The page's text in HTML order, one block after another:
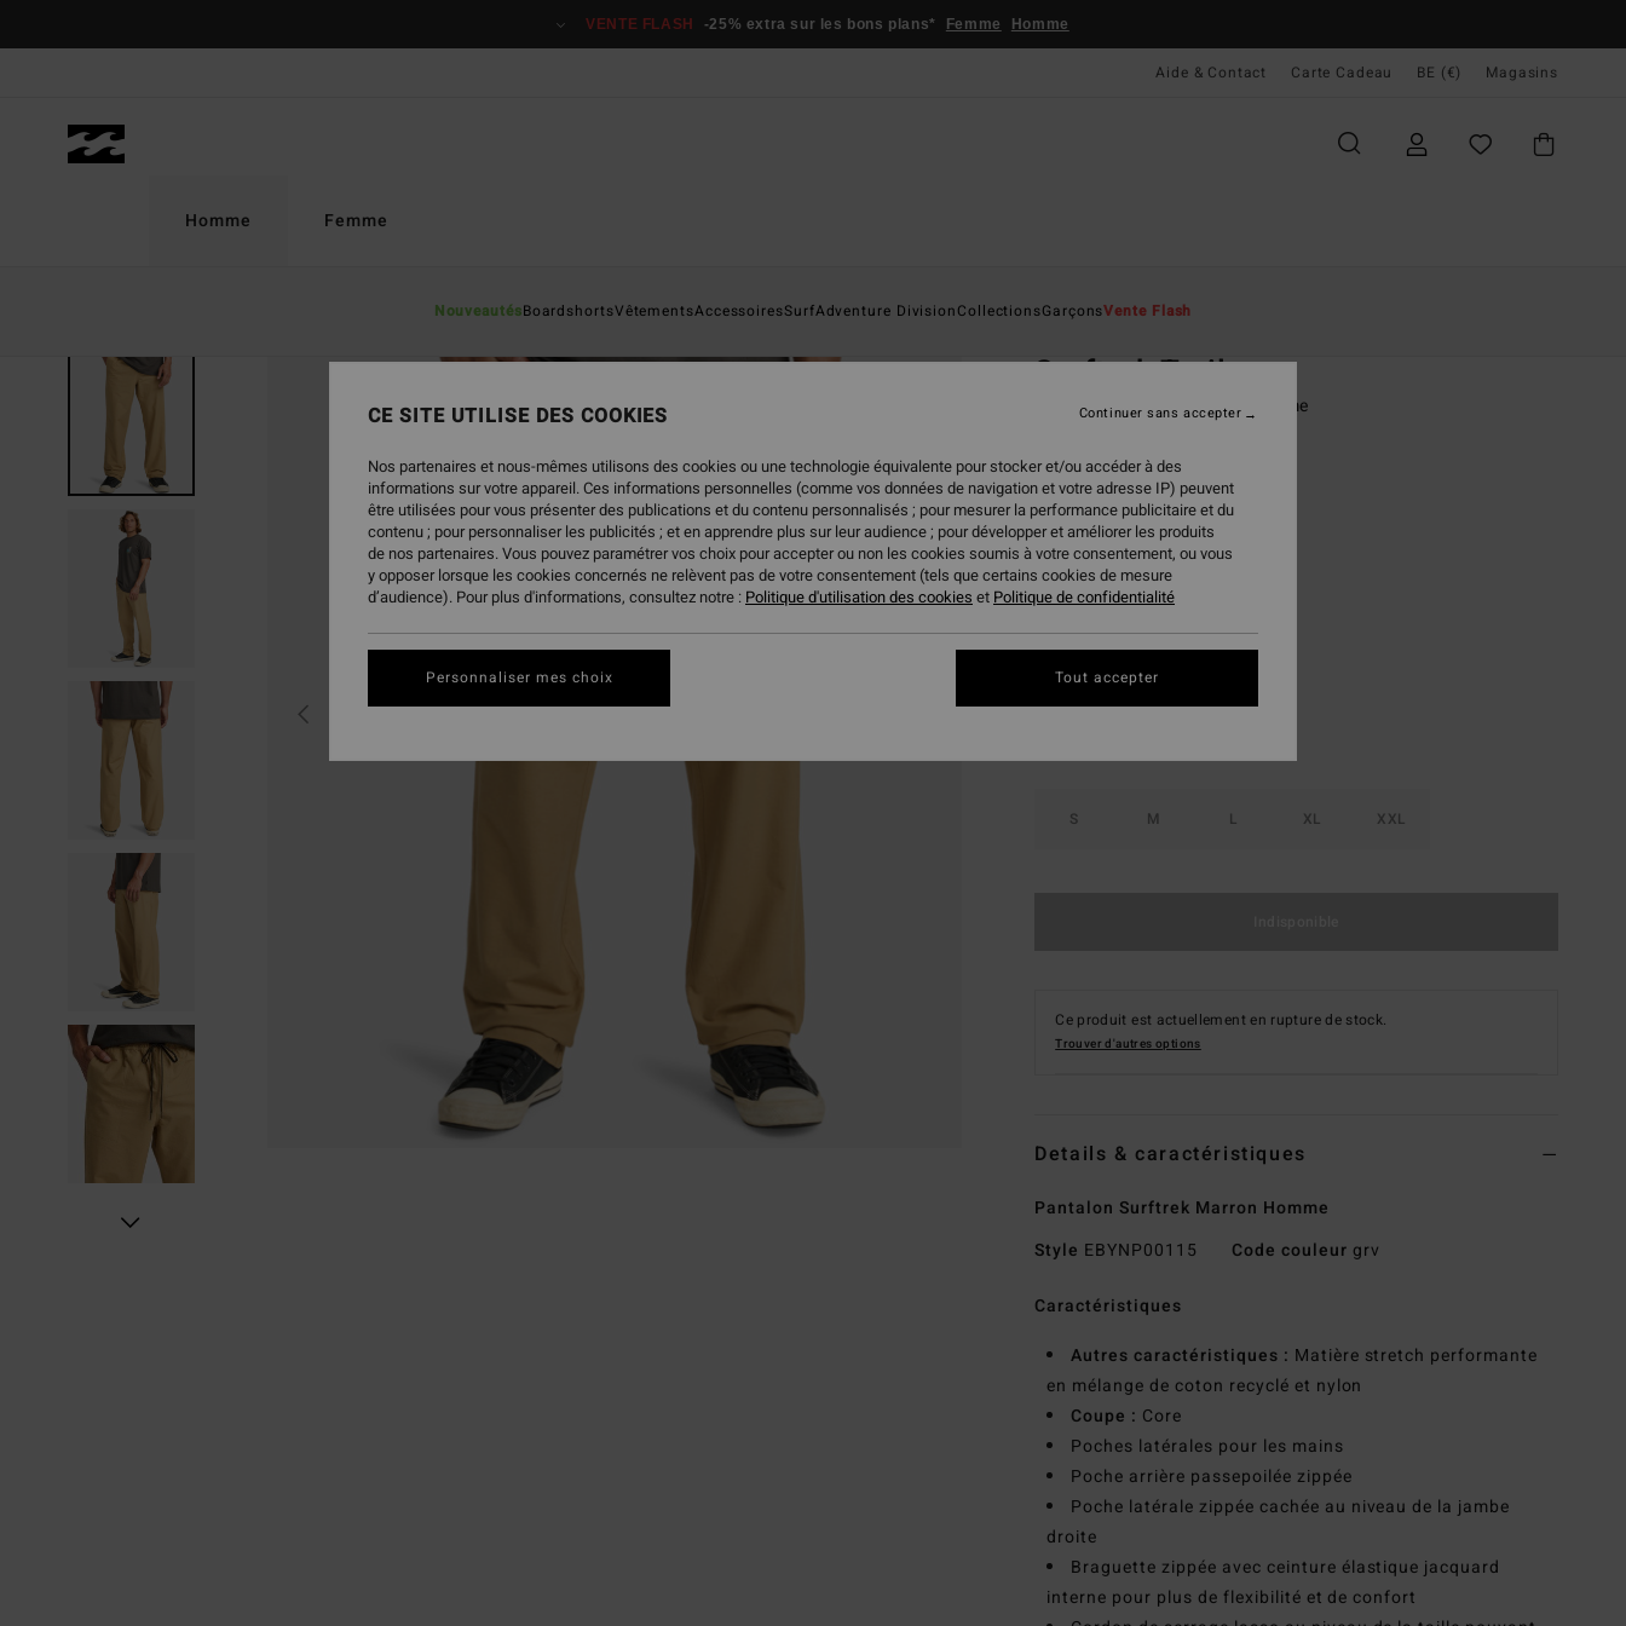
VENTE FLASH -25% extra sur les bons plans* Femme Homme
Aide & Contact Carte Cadeau BE (€) Magasins
Homme
NouveautésBoardshortsVêtementsAccessoiresSurfAdventure DivisionCollectionsGarçonsVente Flash
Femme
RUPTURE DE STOCK
Surftrek Trail
Pantalon Surftrek Marron Homme
ECO-BONUS
69,95 €
VENTE FLASH 25% EXTRA
S M L XL XXL
Ce produit est actuellement en rupture de stock.
Trouver d'autres options
Details & caractéristiques
Pantalon Surftrek Marron Homme
Style EBYNP00115 Code couleur grv
Caractéristiques
Autres caractéristiques : Matière stretch performante
en mélange de coton recyclé et nylon
Coupe : Core
Poches latérales pour les mains
Poche arrière passepoilée zippée
Poche latérale zippée cachée au niveau de la jambe
droite
Braguette zippée avec ceinture élastique jacquard
interne pour plus de flexibilité et de confort
CE SITE UTILISE DES COOKIES
Nos partenaires et nous-mêmes utilisons des cookies ou une technologie équivalente pour stocker et/ou accéder à des
informations sur votre appareil. Ces informations personnelles (comme vos données de navigation et votre adresse IP) peuvent
être utilisées pour vous présenter des publications et du contenu personnalisés ; pour mesurer la performance publicitaire et du
contenu ; pour personnaliser les publicités ; et en apprendre plus sur leur audience ; pour développer et améliorer les produits
de nos partenaires. Vous pouvez paramétrer vos choix pour accepter ou non les cookies soumis à votre consentement, ou vous
y opposer lorsque les cookies concernés ne relèvent pas de votre consentement (tels que certains cookies de mesure
d’audience). Pour plus d'informations, consultez notre : Politique d'utilisation des cookies et Politique de confidentialité
Personnaliser mes choix
Continuer sans accepter
Tout accepter